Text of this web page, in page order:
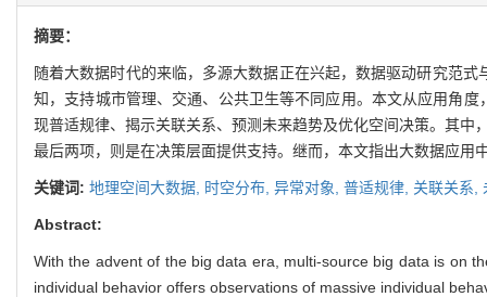
摘要：
随着大数据时代的来临，多源大数据正在兴起，数据驱动研究范
知，支持城市管理、交通、公共卫生等不同应用。本文从应用角
现普适规律、揭示关联关系、预测未来趋势及优化空间决策。其
最后两项，则是在决策层面提供支持。继而，本文指出大数据应用
关键词: 地理空间大数据, 时空分布, 异常对象, 普适规律, 关联关系,
Abstract:
With the advent of the big data era, multi-source big data is on
individual behavior offers observations of massive individual